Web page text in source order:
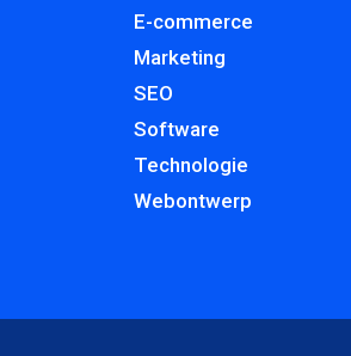
E-commerce
Marketing
SEO
Software
Technologie
Webontwerp